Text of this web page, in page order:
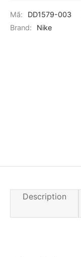
Mã: DD1579-003
Brand:
Nike
Description